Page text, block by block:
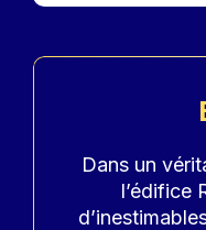
Accroche
Dans un
l’édifice